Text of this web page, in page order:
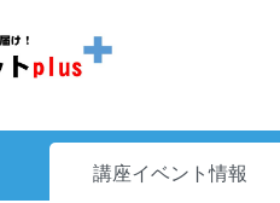
講座イベント情報